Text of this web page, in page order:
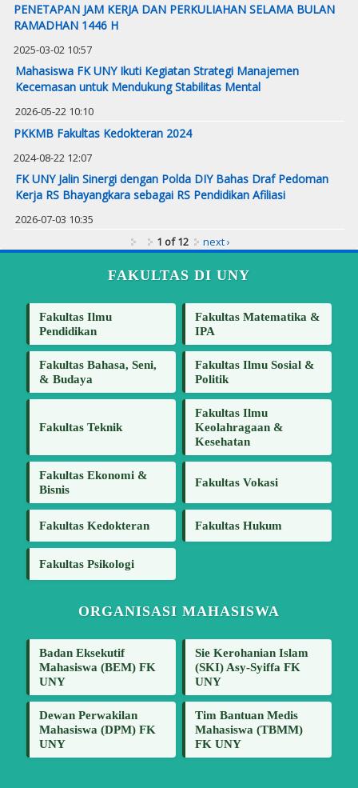
PENETAPAN JAM KERJA DAN PERKULIAHAN SELAMA BULAN
RAMADHAN 1446 H
2025-03-02 10:57
Mahasiswa FK UNY Ikuti Kegiatan Strategi Manajemen
Kecemasan untuk Mendukung Stabilitas Mental
2026-05-22 10:10
PKKMB Fakultas Kedokteran 2024
2024-08-22 12:07
FK UNY Jalin Sinergi dengan Polda DIY Bahas Draf Pedoman
Kerja RS Bhayangkara sebagai RS Pendidikan Afiliasi
2026-07-03 10:35
1 of 12
next ›
FAKULTAS DI UNY
Fakultas Ilmu
Pendidikan
Fakultas Matematika &
IPA
Fakultas Bahasa, Seni,
& Budaya
Fakultas Ilmu Sosial &
Politik
Fakultas Teknik
Fakultas Ilmu
Keolahragaan &
Kesehatan
Fakultas Ekonomi &
Bisnis
Fakultas Vokasi
Fakultas Kedokteran Fakultas Hukum
Fakultas Psikologi
ORGANISASI MAHASISWA
Badan Eksekutif
Mahasiswa (BEM) FK
UNY
Sie Kerohanian Islam
(SKI) Asy-Syiffa FK
UNY
Dewan Perwakilan
Mahasiswa (DPM) FK
UNY
Tim Bantuan Medis
Mahasiswa (TBMM)
FK UNY